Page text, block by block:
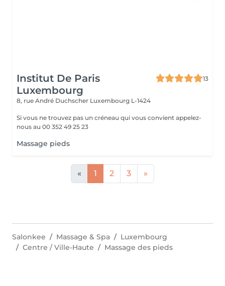
Institut De Paris
Luxembourg
13
8, rue André Duchscher Luxembourg L-1424
Si vous ne trouvez pas un créneau qui vous convient appelez-
nous au 00 352 49 25 23
Massage pieds
« 1 2 3 »
Salonkee Massage & Spa
Luxembourg
Centre / Ville-Haute
Massage des pieds